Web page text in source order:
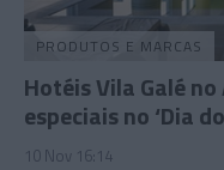
PRODUTOS E MARCAS
Hotéis Vila Galé
especiais no ‘Dia
10 Nov 16:14